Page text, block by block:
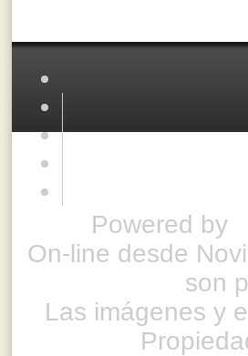
Powered by
On-line desde
son
Las imágenes y